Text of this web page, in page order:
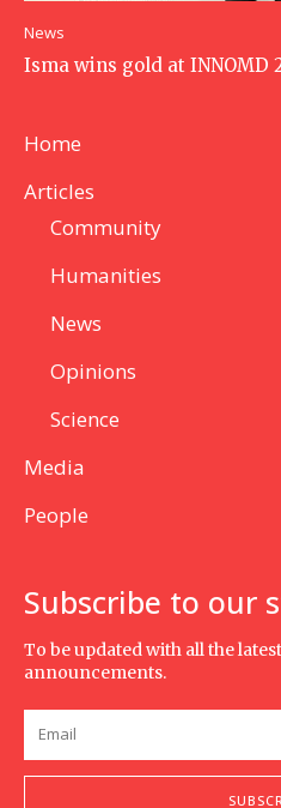
News
Isma wins gold at INNOMD
Home
Articles
Community
Humanities
News
Opinions
Science
Media
People
Subscribe to our
To be updated with all the
announcements.